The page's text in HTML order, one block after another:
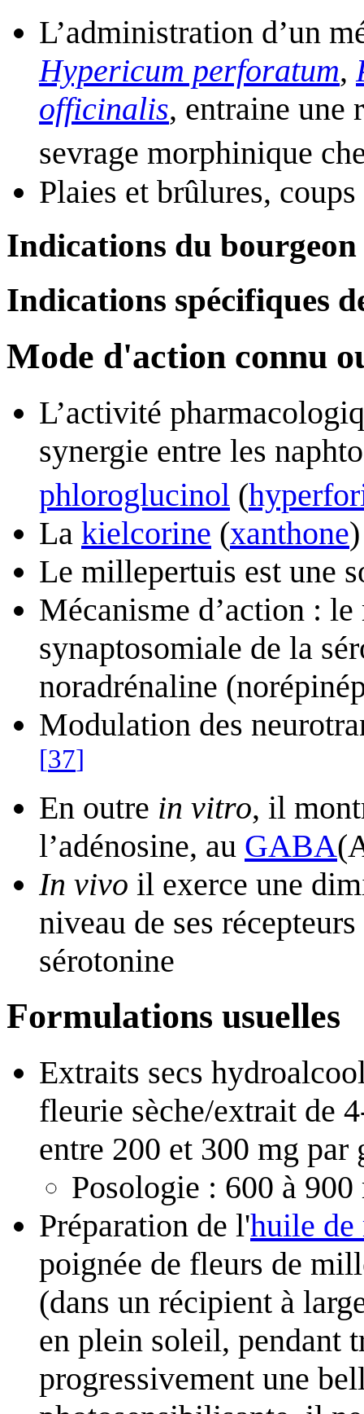
L’administration d’un
Hypericum perforatum,
officinalis, entraine une
sevrage morphinique
Plaies et brûlures,
Indications du
Indications spécifiques
Mode d'action connu
L’activité
synergie entre les
phloroglucinol (
La kielcorine (xanthone
Le millepertuis est une
Mécanisme d’action :
synaptosomiale de la
noradrénaline
Modulation des
[37]
En outre in vitro, il
l’adénosine, au GABA
In vivo il exerce une
niveau de ses
sérotonine
Formulations usuelles
Extraits secs
fleurie sèche/extrait de
entre 200 et 300 mg par
Posologie : 600 à
Préparation de l'huile
poignée de fleurs de
(dans un récipient à
en plein soleil, pendant
progressivement une